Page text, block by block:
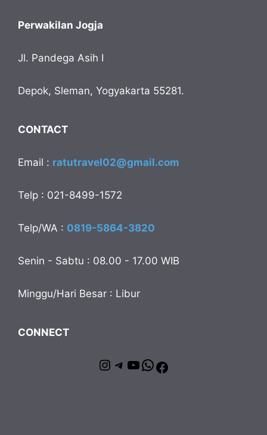
Perwakilan Jogja
Jl. Pandega Asih I
Depok, Sleman, Yogyakarta 55281.
CONTACT
Email : ratutravel02@gmail.com
Telp : 021-8499-1572
Telp/WA : 0819-5864-3820
Senin - Sabtu : 08.00 - 17.00 WIB
Minggu/Hari Besar : Libur
CONNECT